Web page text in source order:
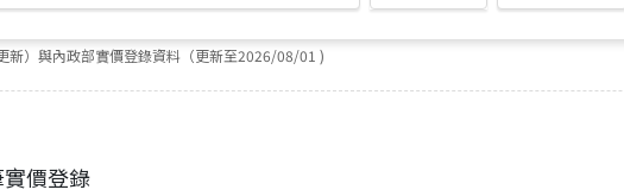
新）與內政部實價登錄資料（更新至2026/08/01 )
實價登錄